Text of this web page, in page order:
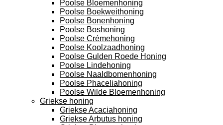
Poolse Bloemenhoning
Poolse Boekweithoning
Poolse Bonenhoning
Poolse Boshoning
Poolse Crémehoning
Poolse Koolzaadhoning
Poolse Gulden Roede Honing
Poolse Lindehoning
Poolse Naaldbomenhoning
Poolse Phaceliahoning
Poolse Wilde Bloemenhoning
Griekse honing
Griekse Acaciahoning
Griekse Arbutus honing